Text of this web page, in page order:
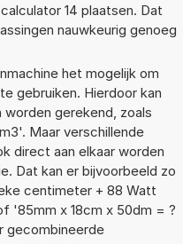
14 plaatsen. Dat
nauwkeurig genoeg
het mogelijk om
gebruiken. Hierdoor kan
gerekend, zoals
Maar verschillende
direct aan elkaar worden
Dat kan er bijvoorbeeld zo
centimeter + 88 Watt
'85mm x 18cm x 50dm = ?
gecombineerde